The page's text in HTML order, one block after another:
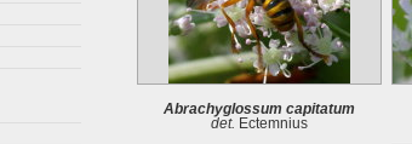
Abrachyglossum capitatum
det. Ectemnius